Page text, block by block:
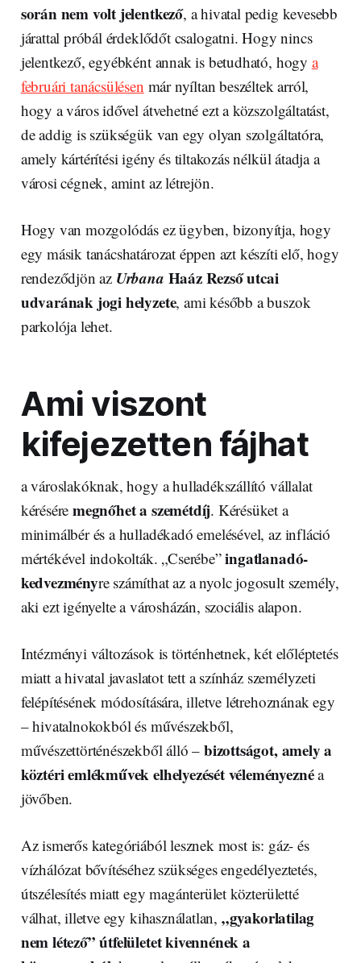
során nem volt jelentkező, a hivatal pedig kevesebb
járattal próbál érdeklődőt csalogatni. Hogy nincs
jelentkező, egyébként annak is betudható, hogy a
februári tanácsülésen már nyíltan beszéltek arról,
hogy a város idővel átvehetné ezt a közszolgáltatást,
de addig is szükségük van egy olyan szolgáltatóra,
amely kártérítési igény és tiltakozás nélkül átadja a
városi cégnek, amint az létrejön.
Hogy van mozgolódás ez ügyben, bizonyítja, hogy
egy másik tanácshatározat éppen azt készíti elő, hogy
rendeződjön az Urbana Haáz Rezső utcai
udvarának jogi helyzete, ami később a buszok
parkolója lehet.
Ami viszont
kifejezetten fájhat
a városlakóknak, hogy a hulladékszállító vállalat
kérésére megnőhet a szemétdíj. Kérésüket a
minimálbér és a hulladékadó emelésével, az infláció
mértékével indokolták. „Cserébe”ingatlanadó-
kedvezményre számíthat az a nyolc jogosult személy,
aki ezt igényelte a városházán, szociális alapon.
Intézményi változások is történhetnek, két előléptetés
miatt a hivatal javaslatot tett a színház személyzeti
felépítésének módosítására, illetve létrehoznának egy
– hivatalnokokból és művészekből,
művészettörténészekből álló –bizottságot, amely a
köztéri emlékművek elhelyezését véleményeznéa
jövőben.
Az ismerős kategóriából lesznek most is: gáz- és
vízhálózat bővítéséhez szükséges engedélyeztetés,
útszélesítés miatt egy magánterület közterületté
válhat, illetve egy kihasználatlan, „gyakorlatilag
nem létező” útfelületet kivennének a